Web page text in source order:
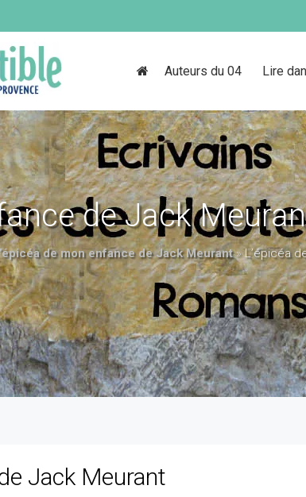
Auteurs du 04 Lire
de Jack
de mon enfance de Jack Meurant»L’épicéa
Jack Meurant